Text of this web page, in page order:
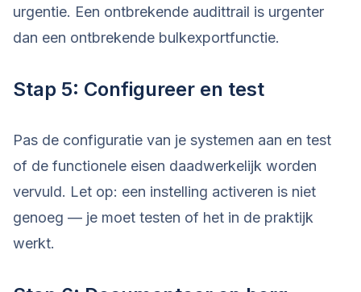
urgentie. Een ontbrekende audittrail is urgenter
dan een ontbrekende bulkexportfunctie.
Stap 5: Configureer en test
Pas de configuratie van je systemen aan en test
of de functionele eisen daadwerkelijk worden
vervuld. Let op: een instelling activeren is niet
genoeg — je moet testen of het in de praktijk
werkt.